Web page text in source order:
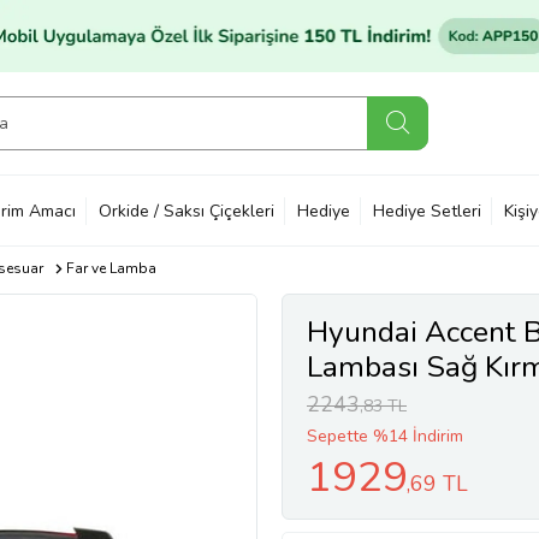
Amacı Orkide / Saksı Çiçekleri Hediye Hediye Setleri
Far ve Lamba
Hyundai Accent
Lambası Sağ
2243,83 TL
Sepette %14 İndirim
1929,69 TL